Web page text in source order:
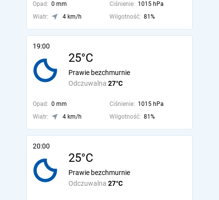
Opad: 0 mm Ciśnienie: 1015 hPa
Wiatr:
4 km/h Wilgotność: 81%
19:00
25°C
Odczuwalna 27°C
Prawie bezchmurnie
Opad: 0 mm Ciśnienie: 1015 hPa
Wiatr:
4 km/h Wilgotność: 81%
20:00
25°C
Odczuwalna 27°C
Prawie bezchmurnie